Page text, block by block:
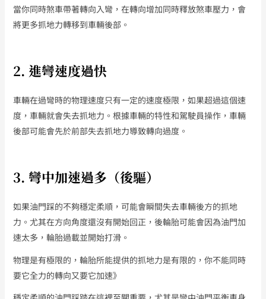
當你同時煞車帶著轉向入彎，在轉向增加同時釋放煞車壓力，會
將更多抓地力轉移到車輛後部。
2. 進彎速度過快
車輛在過彎時的物理速度只有一定的速度極限，如果超過這個速
度，車輛就會失去抓地力。根據車輛的特性和駕駛員操作，車輛
後部可能會先於前部失去抓地力導致轉向過度。
3. 彎中加速過多（後驅）
如果油門踩的不夠穩定柔順，可能會瞬間失去車輛後方的抓地
力。尤其在方向角度還沒有開始回正，後輪胎可能會因為油門加
速太多，輪胎過載並開始打滑。
物理是有極限的，輪胎所能提供的抓地力是有限的，你不能同時
要它全力的轉向又要它加速》